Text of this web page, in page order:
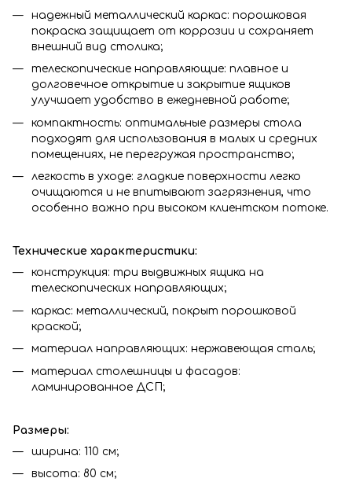
надежный металлический каркас: порошковая
покраска защищает от коррозии и сохраняет
внешний вид столика;
телескопические направляющие: плавное и
долговечное открытие и закрытие ящиков
улучшает удобство в ежедневной работе;
компактность: оптимальные размеры стола
подходят для использования в малых и средних
помещениях, не перегружая пространство;
легкость в уходе: гладкие поверхности легко
очищаются и не впитывают загрязнения, что
особенно важно при высоком клиентском потоке.
Технические характеристики:
конструкция: три выдвижных ящика на
телескопических направляющих;
каркас: металлический, покрыт порошковой
краской;
материал направляющих: нержавеющая сталь;
материал столешницы и фасадов:
ламинированное ДСП;
Размеры:
ширина: 110 см;
высота: 80 см;